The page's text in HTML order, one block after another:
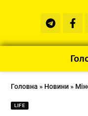
Головна » Новини»
LIFE